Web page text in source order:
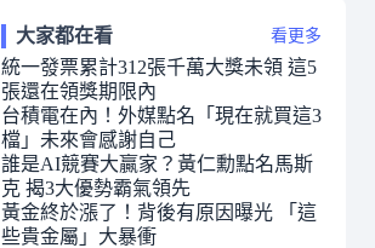
大家都在看 看更多
統一發票累計312張千萬大獎未領 這5
張還在領獎期限內
台積電在內！外媒點名「現在就買這3
檔」未來會感謝自己
誰是AI競賽大贏家？黃仁勳點名馬斯
克 揭3大優勢霸氣領先
黃金終於漲了！背後有原因曝光 「這
些貴金屬」大暴衝